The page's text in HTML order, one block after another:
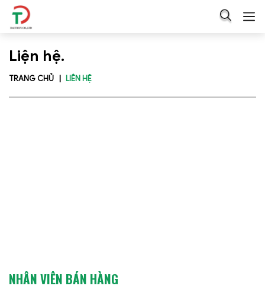
Liện hệ.
TRANG CHỦ LIÊN HỆ
NHÂN VIÊN BÁN HÀNG